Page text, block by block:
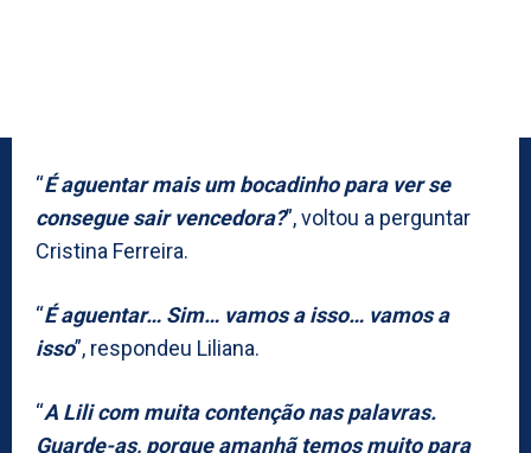
“É aguentar mais um bocadinho para ver se
consegue sair vencedora?”, voltou a perguntar
Cristina Ferreira.
“É aguentar… Sim… vamos a isso… vamos a
isso”, respondeu Liliana.
“A Lili com muita contenção nas palavras.
Guarde-as, porque amanhã temos muito para